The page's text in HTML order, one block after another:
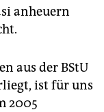
anheuern
aus der BStU
ist für uns
2005